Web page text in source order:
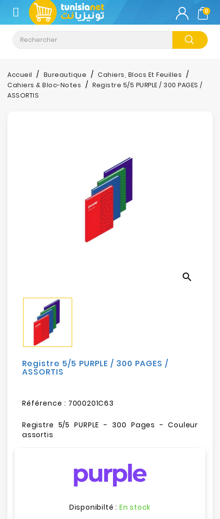
CATÉGORIE
Climatisation
Informatique
Téléphonie
Sécurité
Mobilités
Loisirs
0
Accueil Bureautique
Cahiers, Blocs Et Feuilles
Cahiers & Bloc-Notes
Registre 5/5 PURPLE / 300 PAGES /
ASSORTIS
search
Registre 5/5 PURPLE / 300 PAGES /
ASSORTIS
Référence : 7000201C63
Registre 5/5 PURPLE - 300 Pages - Couleur
assortis
Disponibilté : En stock